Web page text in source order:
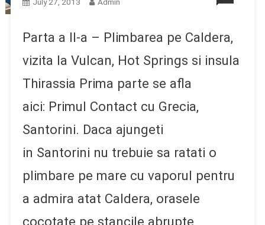
Parta a II-a – Plimbarea pe Caldera,
vizita la Vulcan, Hot Springs si insula
Thirassia Prima parte se afla
aici: Primul Contact cu Grecia,
Santorini. Daca ajungeti
in Santorini nu trebuie sa ratati o
plimbare pe mare cu vaporul pentru
a admira atat Caldera, orasele
cocotate pe stancile abrupte